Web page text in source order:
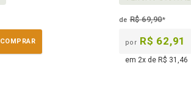
COMPRAR
deR$ 69,90*
por R$ 62,91
em 2x de R$ 31,46